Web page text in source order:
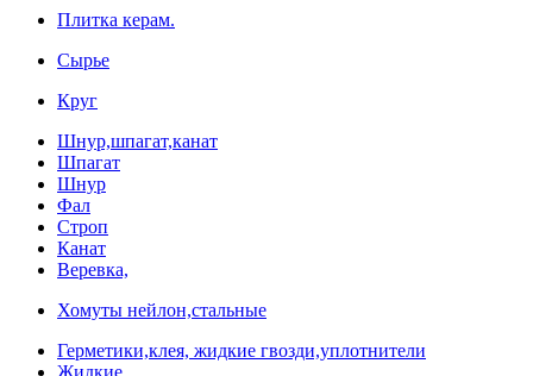
Плитка керам.
Сырье
Круг
Шнур,шпагат,канат
Шпагат
Шнур
Фал
Строп
Канат
Веревка,
Хомуты нейлон,стальные
Герметики,клея, жидкие гвозди,уплотнители
Жидкие